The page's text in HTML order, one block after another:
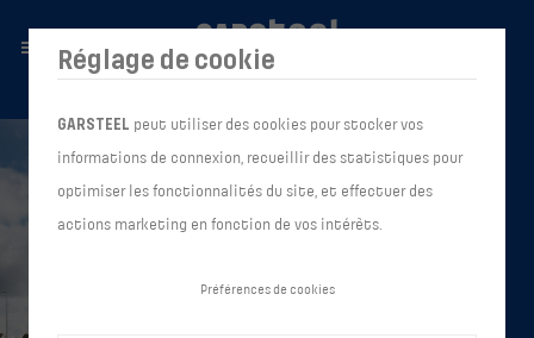
Réglage de cookie
GARSTEEL peut utiliser des cookies pour stocker vos
informations de connexion, recueillir des statistiques pour
optimiser les fonctionnalités du site, et effectuer des
actions marketing en fonction de vos intérêts.
Préférences de cookies